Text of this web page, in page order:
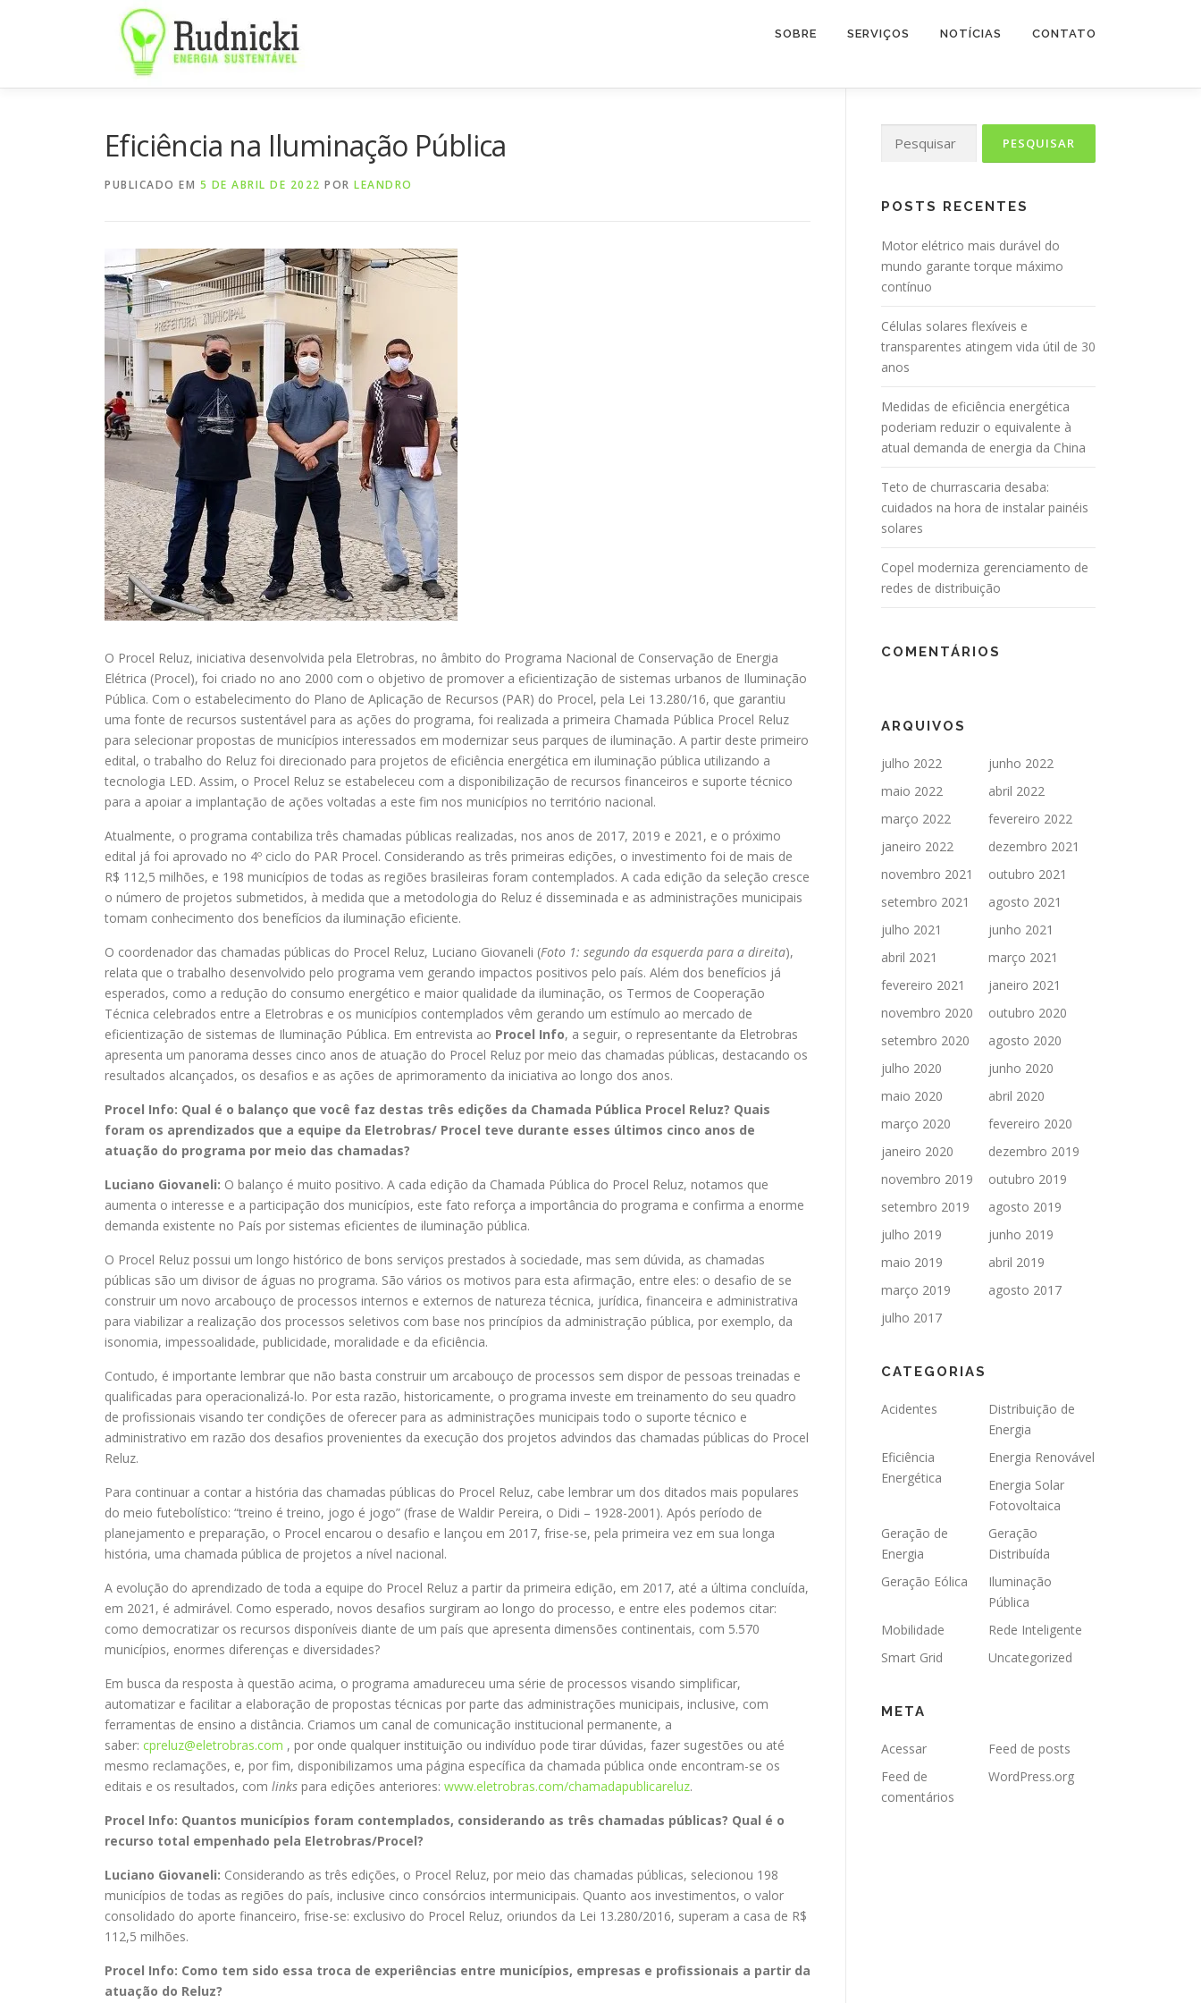
SOBRE SERVIÇOS NOTÍCIAS CONTATO
Eficiência na Iluminação Pública
PUBLICADO EM 5 DE ABRIL DE 2022 POR LEANDRO
O Procel Reluz, iniciativa desenvolvida pela Eletrobras, no âmbito do Programa Nacional de Conservação de Energia
Elétrica (Procel), foi criado no ano 2000 com o objetivo de promover a eficientização de sistemas urbanos de Iluminação
Pública. Com o estabelecimento do Plano de Aplicação de Recursos (PAR) do Procel, pela Lei 13.280/16, que garantiu
uma fonte de recursos sustentável para as ações do programa, foi realizada a primeira Chamada Pública Procel Reluz
para selecionar propostas de municípios interessados em modernizar seus parques de iluminação. A partir deste primeiro
edital, o trabalho do Reluz foi direcionado para projetos de eficiência energética em iluminação pública utilizando a
tecnologia LED. Assim, o Procel Reluz se estabeleceu com a disponibilização de recursos financeiros e suporte técnico
para a apoiar a implantação de ações voltadas a este fim nos municípios no território nacional.
Atualmente, o programa contabiliza três chamadas públicas realizadas, nos anos de 2017, 2019 e 2021, e o próximo
edital já foi aprovado no 4º ciclo do PAR Procel. Considerando as três primeiras edições, o investimento foi de mais de
R$ 112,5 milhões, e 198 municípios de todas as regiões brasileiras foram contemplados. A cada edição da seleção cresce
o número de projetos submetidos, à medida que a metodologia do Reluz é disseminada e as administrações municipais
tomam conhecimento dos benefícios da iluminação eficiente.
O coordenador das chamadas públicas do Procel Reluz, Luciano Giovaneli (Foto 1: segundo da esquerda para a direita),
relata que o trabalho desenvolvido pelo programa vem gerando impactos positivos pelo país. Além dos benefícios já
esperados, como a redução do consumo energético e maior qualidade da iluminação, os Termos de Cooperação
Técnica celebrados entre a Eletrobras e os municípios contemplados vêm gerando um estímulo ao mercado de
eficientização de sistemas de Iluminação Pública. Em entrevista ao Procel Info, a seguir, o representante da Eletrobras
apresenta um panorama desses cinco anos de atuação do Procel Reluz por meio das chamadas públicas, destacando os
resultados alcançados, os desafios e as ações de aprimoramento da iniciativa ao longo dos anos.
Procel Info: Qual é o balanço que você faz destas três edições da Chamada Pública Procel Reluz? Quais
foram os aprendizados que a equipe da Eletrobras/ Procel teve durante esses últimos cinco anos de
atuação do programa por meio das chamadas?
Luciano Giovaneli: O balanço é muito positivo. A cada edição da Chamada Pública do Procel Reluz, notamos que
aumenta o interesse e a participação dos municípios, este fato reforça a importância do programa e confirma a enorme
demanda existente no País por sistemas eficientes de iluminação pública.
O Procel Reluz possui um longo histórico de bons serviços prestados à sociedade, mas sem dúvida, as chamadas
públicas são um divisor de águas no programa. São vários os motivos para esta afirmação, entre eles: o desafio de se
construir um novo arcabouço de processos internos e externos de natureza técnica, jurídica, financeira e administrativa
para viabilizar a realização dos processos seletivos com base nos princípios da administração pública, por exemplo, da
isonomia, impessoalidade, publicidade, moralidade e da eficiência.
Contudo, é importante lembrar que não basta construir um arcabouço de processos sem dispor de pessoas treinadas e
qualificadas para operacionalizá-lo. Por esta razão, historicamente, o programa investe em treinamento do seu quadro
de profissionais visando ter condições de oferecer para as administrações municipais todo o suporte técnico e
administrativo em razão dos desafios provenientes da execução dos projetos advindos das chamadas públicas do Procel
Reluz.
Para continuar a contar a história das chamadas públicas do Procel Reluz, cabe lembrar um dos ditados mais populares
do meio futebolístico: “treino é treino, jogo é jogo” (frase de Waldir Pereira, o Didi – 1928-2001). Após período de
planejamento e preparação, o Procel encarou o desafio e lançou em 2017, frise-se, pela primeira vez em sua longa
história, uma chamada pública de projetos a nível nacional.
A evolução do aprendizado de toda a equipe do Procel Reluz a partir da primeira edição, em 2017, até a última concluída,
em 2021, é admirável. Como esperado, novos desafios surgiram ao longo do processo, e entre eles podemos citar:
como democratizar os recursos disponíveis diante de um país que apresenta dimensões continentais, com 5.570
municípios, enormes diferenças e diversidades?
Em busca da resposta à questão acima, o programa amadureceu uma série de processos visando simplificar,
automatizar e facilitar a elaboração de propostas técnicas por parte das administrações municipais, inclusive, com
ferramentas de ensino a distância. Criamos um canal de comunicação institucional permanente, a
saber: cpreluz@eletrobras.com , por onde qualquer instituição ou indivíduo pode tirar dúvidas, fazer sugestões ou até
mesmo reclamações, e, por fim, disponibilizamos uma página específica da chamada pública onde encontram-se os
editais e os resultados, com links para edições anteriores: www.eletrobras.com/chamadapublicareluz.
Procel Info: Quantos municípios foram contemplados, considerando as três chamadas públicas? Qual é o
recurso total empenhado pela Eletrobras/Procel?
Luciano Giovaneli: Considerando as três edições, o Procel Reluz, por meio das chamadas públicas, selecionou 198
municípios de todas as regiões do país, inclusive cinco consórcios intermunicipais. Quanto aos investimentos, o valor
consolidado do aporte financeiro, frise-se: exclusivo do Procel Reluz, oriundos da Lei 13.280/2016, superam a casa de R$
112,5 milhões.
Procel Info: Como tem sido essa troca de experiências entre municípios, empresas e profissionais a partir da
atuação do Reluz?
por:
POSTS RECENTES
Motor elétrico mais durável do
mundo garante torque máximo
contínuo
Células solares flexíveis e
transparentes atingem vida útil de 30
anos
Medidas de eficiência energética
poderiam reduzir o equivalente à
atual demanda de energia da China
Teto de churrascaria desaba:
cuidados na hora de instalar painéis
solares
Copel moderniza gerenciamento de
redes de distribuição
COMENTÁRIOS
ARQUIVOS
julho 2022
junho 2022
maio 2022
abril 2022
março 2022
fevereiro 2022
janeiro 2022
dezembro 2021
novembro 2021
outubro 2021
setembro 2021
agosto 2021
julho 2021
junho 2021
abril 2021
março 2021
fevereiro 2021
janeiro 2021
novembro 2020
outubro 2020
setembro 2020
agosto 2020
julho 2020
junho 2020
maio 2020
abril 2020
março 2020
fevereiro 2020
janeiro 2020
dezembro 2019
novembro 2019
outubro 2019
setembro 2019
agosto 2019
julho 2019
junho 2019
maio 2019
abril 2019
março 2019
agosto 2017
julho 2017
CATEGORIAS
Acidentes
Distribuição de
Energia
Eficiência
Energética
Energia Renovável
Energia Solar
Fotovoltaica
Geração de
Energia
Geração
Distribuída
Geração Eólica
Iluminação
Pública
Mobilidade
Rede Inteligente
Smart Grid
Uncategorized
META
Acessar
Feed de posts
Feed de
comentários
WordPress.org